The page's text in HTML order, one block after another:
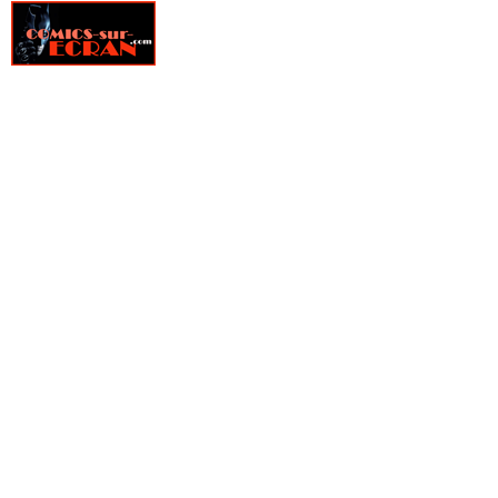
» Fire Power
» Fondu au noir
» Fox-Boy